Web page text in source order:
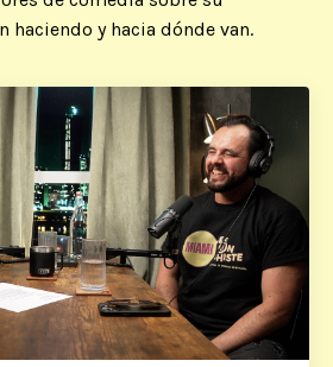
haciendo y hacia dónde van.